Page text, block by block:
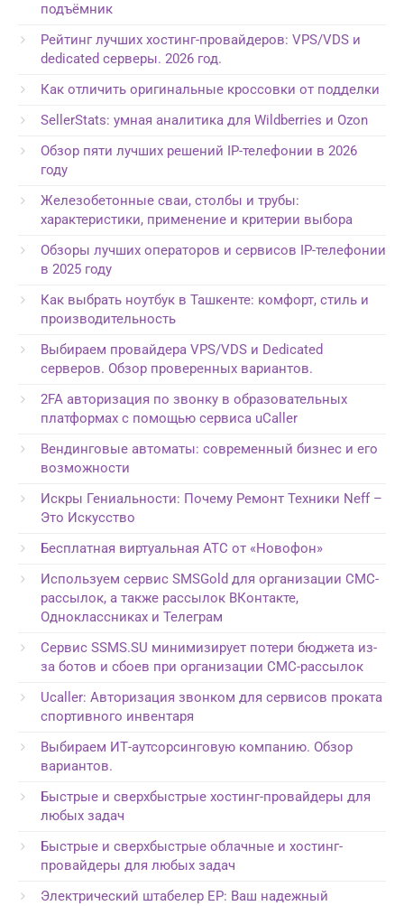
подъёмник
Рейтинг лучших хостинг-провайдеров: VPS/VDS и
dedicated серверы. 2026 год.
Как отличить оригинальные кроссовки от подделки
SellerStats: умная аналитика для Wildberries и Ozon
Обзор пяти лучших решений IP-телефонии в 2026
году
Железобетонные сваи, столбы и трубы:
характеристики, применение и критерии выбора
Обзоры лучших операторов и сервисов IP-телефонии
в 2025 году
Как выбрать ноутбук в Ташкенте: комфорт, стиль и
производительность
Выбираем провайдера VPS/VDS и Dedicated
серверов. Обзор проверенных вариантов.
2FA авторизация по звонку в образовательных
платформах с помощью сервиса uCaller
Вендинговые автоматы: современный бизнес и его
возможности
Искры Гениальности: Почему Ремонт Техники Neff –
Это Искусство
Бесплатная виртуальная АТС от «Новофон»
Используем сервис SMSGold для организации СМС-
рассылок, а также рассылок ВКонтакте,
Одноклассниках и Телеграм
Сервис SSMS.SU минимизирует потери бюджета из-
за ботов и сбоев при организации СМС-рассылок
Ucaller: Авторизация звонком для сервисов проката
спортивного инвентаря
Выбираем ИТ-аутсорсинговую компанию. Обзор
вариантов.
Быстрые и сверхбыстрые хостинг-провайдеры для
любых задач
Быстрые и сверхбыстрые облачные и хостинг-
провайдеры для любых задач
Электрический штабелер EP: Ваш надежный